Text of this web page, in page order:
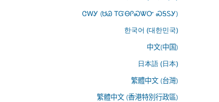
ᏣᎳᎩ (ᏌᏊ ᎢᏳᎾᎵᏍᏔᏅ ᏍᎦᏚᎩ)
한국어 (대한민국)
中文(中国)
日本語 (日本)
繁體中文 (台灣)
繁體中文 (香港特別行政區)